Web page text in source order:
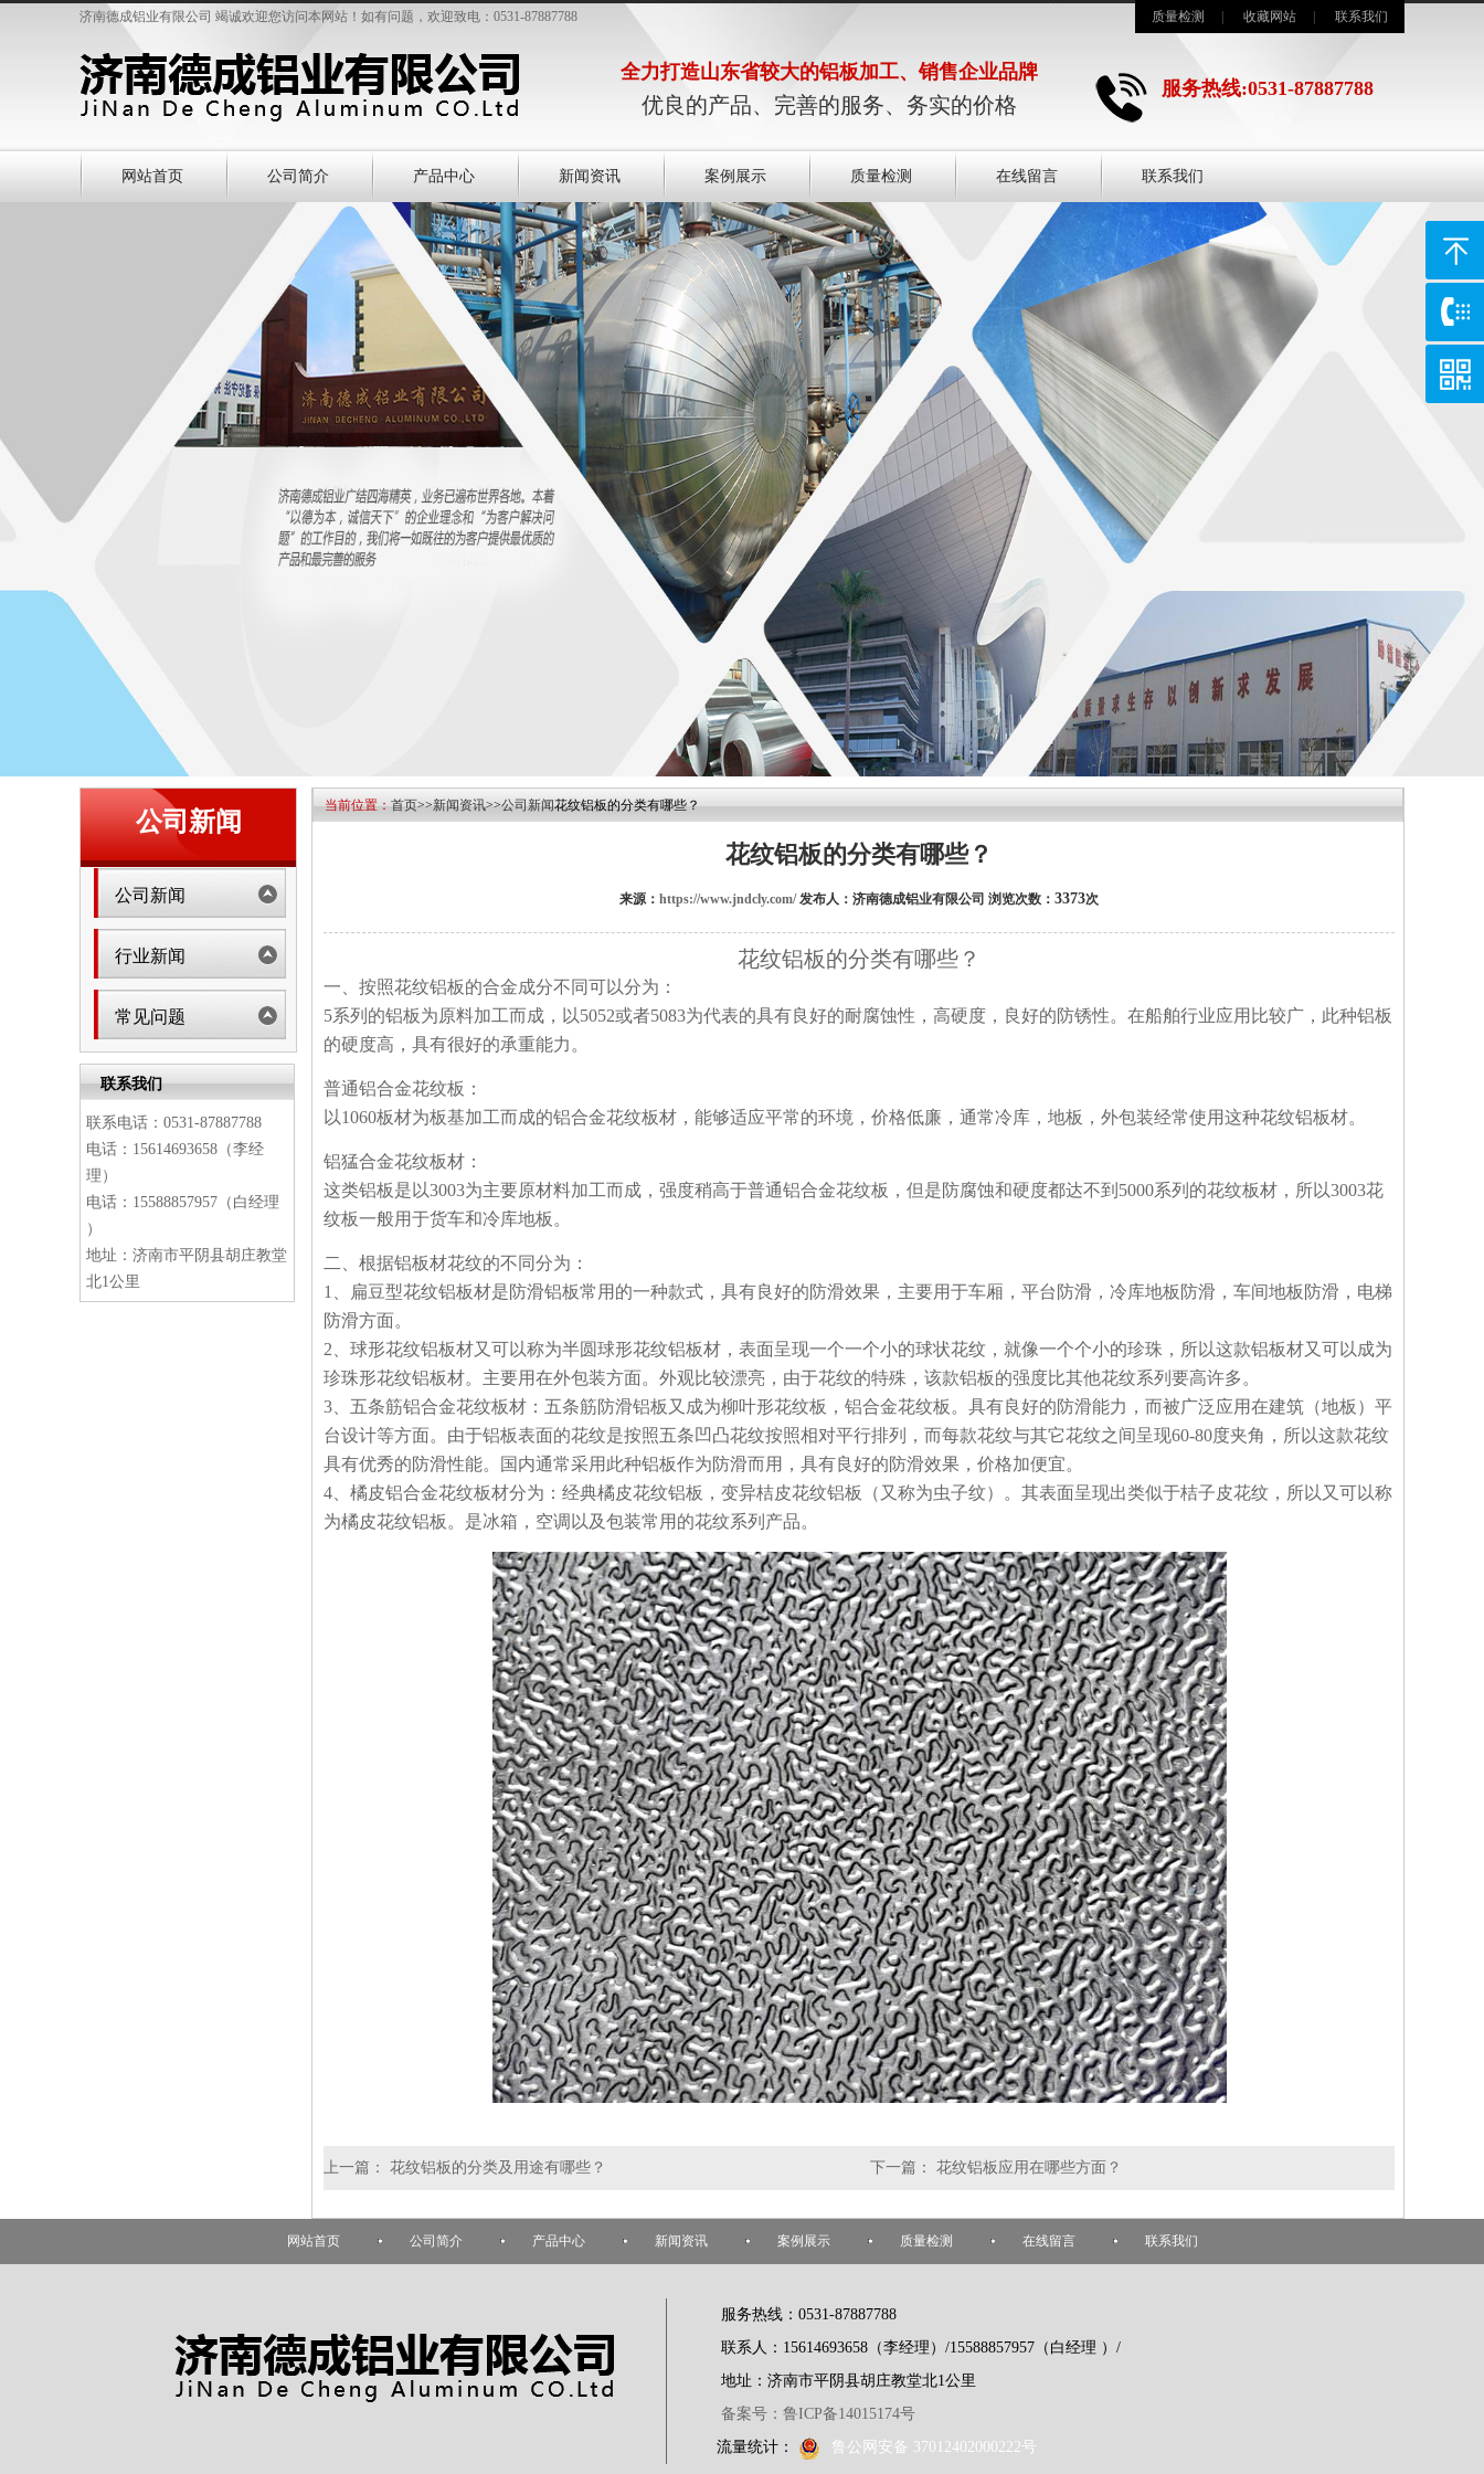
质量检测 收藏网站 联系我们
济南德成铝业有限公司 竭诚欢迎您访问本网站！如有问题，欢迎致电：0531-87887788
全力打造山东省较大的铝板加工、销售企业品牌
优良的产品、完善的服务、务实的价格
服务热线:0531-87887788
网站首页 公司简介 产品中心 新闻资讯 案例展示 质量检测 在线留言 联系我们
公司新闻
公司新闻
行业新闻
常见问题
联系我们
联系电话：0531-87887788
电话：15614693658（李经
理）
电话：15588857957（白经理
）
地址：济南市平阴县胡庄教堂
北1公里
当前位置：首页>>新闻资讯>>公司新闻花纹铝板的分类有哪些？
花纹铝板的分类有哪些？
来源： https://www.jndcly.com/发布人：济南德成铝业有限公司 浏览次数： 3373次
花纹铝板的分类有哪些？
一、按照花纹铝板的合金成分不同可以分为：
5系列的铝板为原料加工而成，以5052或者5083为代表的具有良好的耐腐蚀性，高硬度，良好的防锈性。在船舶行业应用比较广，此种铝板
的硬度高，具有很好的承重能力。
普通铝合金花纹板：
以1060板材为板基加工而成的铝合金花纹板材，能够适应平常的环境，价格低廉，通常冷库，地板，外包装经常使用这种花纹铝板材。
铝猛合金花纹板材：
这类铝板是以3003为主要原材料加工而成，强度稍高于普通铝合金花纹板，但是防腐蚀和硬度都达不到5000系列的花纹板材，所以3003花
纹板一般用于货车和冷库地板。
二、根据铝板材花纹的不同分为：
1、扁豆型花纹铝板材是防滑铝板常用的一种款式，具有良好的防滑效果，主要用于车厢，平台防滑，冷库地板防滑，车间地板防滑，电梯
防滑方面。
2、球形花纹铝板材又可以称为半圆球形花纹铝板材，表面呈现一个一个小的球状花纹，就像一个个小的珍珠，所以这款铝板材又可以成为
珍珠形花纹铝板材。主要用在外包装方面。外观比较漂亮，由于花纹的特殊，该款铝板的强度比其他花纹系列要高许多。
3、五条筋铝合金花纹板材：五条筋防滑铝板又成为柳叶形花纹板，铝合金花纹板。具有良好的防滑能力，而被广泛应用在建筑（地板）平
台设计等方面。由于铝板表面的花纹是按照五条凹凸花纹按照相对平行排列，而每款花纹与其它花纹之间呈现60-80度夹角，所以这款花纹
具有优秀的防滑性能。国内通常采用此种铝板作为防滑而用，具有良好的防滑效果，价格加便宜。
4、橘皮铝合金花纹板材分为：经典橘皮花纹铝板，变异桔皮花纹铝板（又称为虫子纹）。其表面呈现出类似于桔子皮花纹，所以又可以称
为橘皮花纹铝板。是冰箱，空调以及包装常用的花纹系列产品。
上一篇： 花纹铝板的分类及用途有哪些？ 下一篇： 花纹铝板应用在哪些方面？
网站首页 公司简介 产品中心 新闻资讯 案例展示 质量检测 在线留言 联系我们
服务热线：0531-87887788
联系人：15614693658（李经理）/15588857957（白经理 ）/
地址：济南市平阴县胡庄教堂北1公里
备案号：鲁ICP备14015174号
流量统计：
鲁公网安备 37012402000222号